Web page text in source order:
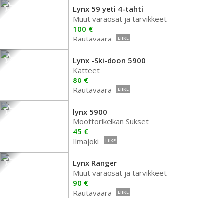
Lynx 59 yeti 4-tahti
Muut varaosat ja tarvikkeet
100 €
Rautavaara
LIIKE
Lynx -Ski-doon 5900
Katteet
80 €
Rautavaara
LIIKE
lynx 5900
Moottorikelkan Sukset
45 €
Ilmajoki
LIIKE
Lynx Ranger
Muut varaosat ja tarvikkeet
90 €
Rautavaara
LIIKE